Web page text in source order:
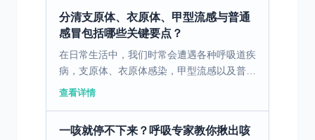
分清支原体、衣原体、甲型流感与普通
感冒包括哪些关键要点？
在日常生活中，我们时常会遭遇各种呼吸道疾
病，支原体、衣原体感染，甲型流感以及普通
感冒便是其中较为常见的类型。尽管它们都可
查看详情
一咳就停不下来？呼吸专家教你揪出咳